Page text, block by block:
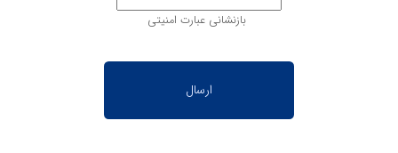
بازنشانی عبارت امنیتی